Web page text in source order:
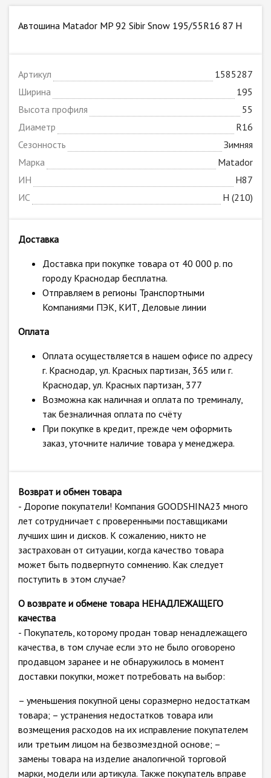
Автошина Matador MP 92 Sibir Snow 195/55R16 87 H
Артикул
1585287
Ширина
195
Высота профиля
55
Диаметр
R16
Сезонность
Зимняя
Марка
Matador
ИН
H87
ИС
H (210)
Доставка
Доставка при покупке товара от 40 000 р. по
городу Краснодар бесплатна.
Отправляем в регионы Транспортными
Компаниями ПЭК, КИТ, Деловые линии
Оплата
Оплата осуществляется в нашем офисе по адресу
г. Краснодар, ул. Красных партизан, 365 или г.
Краснодар, ул. Красных партизан, 377
Возможна как наличная и оплата по треминалу,
так безналичная оплата по счёту
При покупке в кредит, прежде чем оформить
заказ, уточните наличие товара у менеджера.
Возврат и обмен товара
- Дорогие покупатели! Компания GOODSHINA23 много
лет сотрудничает с проверенными поставщиками
лучших шин и дисков. К сожалению, никто не
застрахован от ситуации, когда качество товара
может быть подвергнуто сомнению. Как следует
поступить в этом случае?
О возврате и обмене товара НЕНАДЛЕЖАЩЕГО
качества
- Покупатель, которому продан товар ненадлежащего
качества, в том случае если это не было оговорено
продавцом заранее и не обнаружилось в момент
доставки покупки, может потребовать на выбор:
– уменьшения покупной цены соразмерно недостаткам
товара; – устранения недостатков товара или
возмещения расходов на их исправление покупателем
или третьим лицом на безвозмездной основе; –
замены товара на изделие аналогичной торговой
марки, модели или артикула. Также покупатель вправе